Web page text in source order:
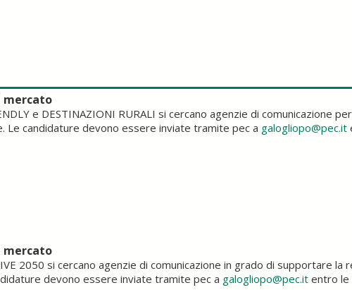
mercato
e DESTINAZIONI RURALI si cercano agenzie di comunicazione
Le candidature devono essere inviate tramite pec a galogliopo@pec.it
mercato
2050 si cercano agenzie di comunicazione in grado di supportare la
devono essere inviate tramite pec a galogliopo@pec.it entro le